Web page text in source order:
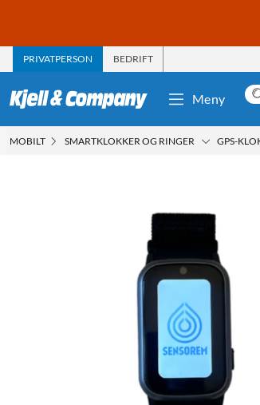
PRIVATPERSON BEDRIFT
Meny
MOBILT SMARTKLOKKER OG RINGER GPS-